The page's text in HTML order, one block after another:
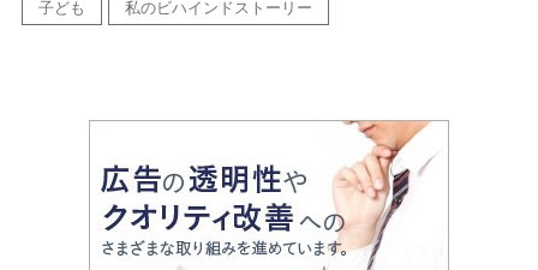
子ども 私のビハインドストーリー